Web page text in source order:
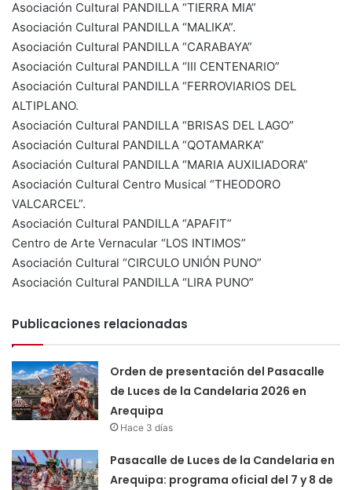
Asociación Cultural PANDILLA “TIERRA MIA”
Asociación Cultural PANDILLA “MALIKA”.
Asociación Cultural PANDILLA “CARABAYA”
Asociación Cultural PANDILLA “III CENTENARIO”
Asociación Cultural PANDILLA “FERROVIARIOS DEL
ALTIPLANO.
Asociación Cultural PANDILLA “BRISAS DEL LAGO”
Asociación Cultural PANDILLA “QOTAMARKA”
Asociación Cultural PANDILLA “MARIA AUXILIADORA”
Asociación Cultural Centro Musical “THEODORO
VALCARCEL”.
Asociación Cultural PANDILLA “APAFIT”
Centro de Arte Vernacular “LOS INTIMOS”
Asociación Cultural “CIRCULO UNIÓN PUNO”
Asociación Cultural PANDILLA “LIRA PUNO”
Publicaciones relacionadas
Orden de presentación del Pasacalle
de Luces de la Candelaria 2026 en
Arequipa
Hace 3 días
Pasacalle de Luces de la Candelaria en
Arequipa: programa oficial del 7 y 8 de